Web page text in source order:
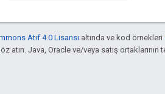
Atıf 4.0 Lisansı altında ve kod örnekleri
atın. Java, Oracle ve/veya satış ortaklarının